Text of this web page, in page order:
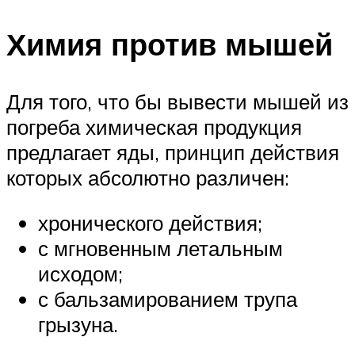
Химия против мышей
Для того, что бы вывести мышей из
погреба химическая продукция
предлагает яды, принцип действия
которых абсолютно различен:
хронического действия;
с мгновенным летальным
исходом;
с бальзамированием трупа
грызуна.